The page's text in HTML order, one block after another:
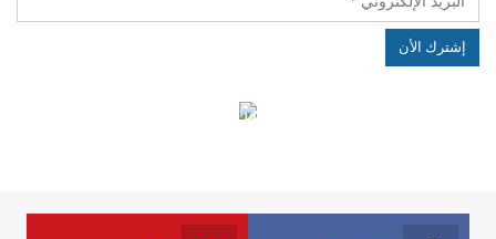
الهياكل الخاضعة لقانون النفاذ إلى المعلومة